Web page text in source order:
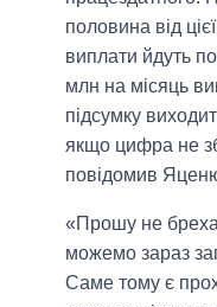
половина від
виплати йдуть
млн на місяць
підсумку
якщо цифра не
повідомив
«Прошу не
можемо зараз
Саме тому є